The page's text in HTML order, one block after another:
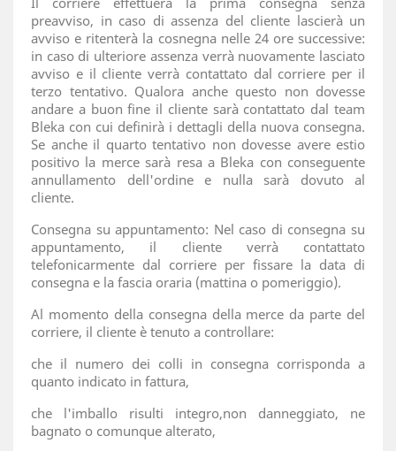
preavviso, in caso di assenza del cliente lascierà un
avviso e ritenterà la cosnegna nelle 24 ore successive:
in caso di ulteriore assenza verrà nuovamente lasciato
avviso e il cliente verrà contattato dal corriere per il
terzo tentativo. Qualora anche questo non dovesse
andare a buon fine il cliente sarà contattato dal team
Bleka con cui definirà i dettagli della nuova consegna.
Se anche il quarto tentativo non dovesse avere estio
positivo la merce sarà resa a Bleka con conseguente
annullamento dell'ordine e nulla sarà dovuto al
cliente.
Consegna su appuntamento: Nel caso di consegna su
appuntamento, il cliente verrà contattato
telefonicarmente dal corriere per fissare la data di
consegna e la fascia oraria (mattina o pomeriggio).
Al momento della consegna della merce da parte del
corriere, il cliente è tenuto a controllare:
che il numero dei colli in consegna corrisponda a
quanto indicato in fattura,
che l'imballo risulti integro,non danneggiato, ne
bagnato o comunque alterato,